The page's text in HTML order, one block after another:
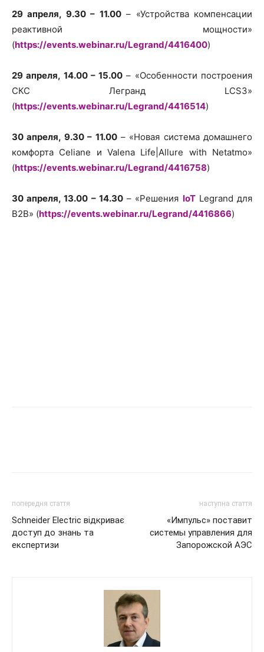
29 апреля, 9.30 – 11.00– «Устройства компенсации
реактивной мощности»
(https://events.webinar.ru/Legrand/4416400)
29 апреля, 14.00 – 15.00 – «Особенности построения
СКС Легранд LCS3»
(https://events.webinar.ru/Legrand/4416514)
30 апреля, 9.30 – 11.00– «Новая система домашнего
комфорта Celiane и Valena Life|Allure with Netatmo»
(https://events.webinar.ru/Legrand/4416758)
30 апреля, 13.00 – 14.30– «Решения IoTLegrand для
B2B» (https://events.webinar.ru/Legrand/4416866)
попередня стаття
Schneider Electric відкриває
доступ до знань та
експертизи
наступна стаття
«Импульс» поставит
системы управления для
Запорожской АЭС